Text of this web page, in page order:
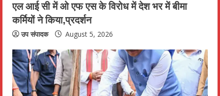
n
g
एल आई सी में ओ एफ एस के विरोध में देश भर में बीमा
कर्मियों ने किया,प्रदर्शन
उप संपादक August 5, 2026